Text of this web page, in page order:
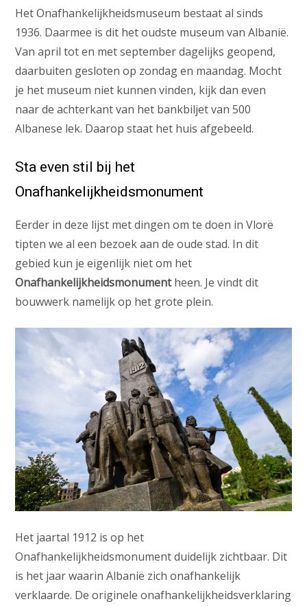
Het Onafhankelijkheidsmuseum bestaat al sinds
1936. Daarmee is dit het oudste museum van Albanië.
Van april tot en met september dagelijks geopend,
daarbuiten gesloten op zondag en maandag. Mocht
je het museum niet kunnen vinden, kijk dan even
naar de achterkant van het bankbiljet van 500
Albanese lek. Daarop staat het huis afgebeeld.
Sta even stil bij het
Onafhankelijkheidsmonument
Eerder in deze lijst met dingen om te doen in Vlorë
tipten we al een bezoek aan de oude stad. In dit
gebied kun je eigenlijk niet om het
Onafhankelijkheidsmonumentheen. Je vindt dit
bouwwerk namelijk op het grote plein.
Het jaartal 1912 is op het
Onafhankelijkheidsmonument duidelijk zichtbaar. Dit
is het jaar waarin Albanië zich onafhankelijk
verklaarde. De originele onafhankelijkheidsverklaring